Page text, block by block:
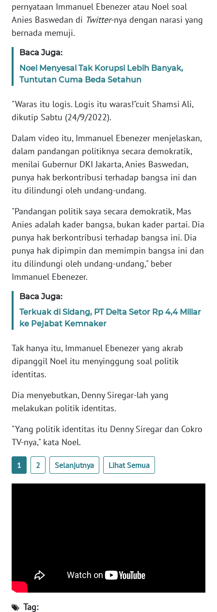
pernyataan Immanuel Ebenezer atau Noel soal
Anies Baswedan di Twitter-nya dengan narasi yang
bernada memuji.
Baca Juga:
Noel Menyesal Tak Korupsi Lebih Banyak,
Tuntutan Cuma Beda Setahun
"Waras itu logis. Logis itu waras!"cuit Shamsi Ali,
dikutip Sabtu (24/9/2022).
Dalam video itu, Immanuel Ebenezer menjelaskan,
dalam pandangan politiknya secara demokratik,
menilai Gubernur DKI Jakarta, Anies Baswedan,
punya hak berkontribusi terhadap bangsa ini dan
itu dilindungi oleh undang-undang.
"Pandangan politik saya secara demokratik, Mas
Anies adalah kader bangsa, bukan kader partai. Dia
punya hak berkontribusi terhadap bangsa ini. Dia
punya hak dipimpin dan memimpin bangsa ini dan
itu dilindungi oleh undang-undang," beber
Immanuel Ebenezer.
Baca Juga:
Terkuak di Sidang, PT Delta Setor Rp 4,4 Miliar
ke Pejabat Kemnaker
Tak hanya itu, Immanuel Ebenezer yang akrab
dipanggil Noel itu menyinggung soal politik
identitas.
Dia menyebutkan, Denny Siregar-lah yang
melakukan politik identitas.
"Yang politik identitas itu Denny Siregar dan Cokro
TV-nya," kata Noel.
1 2 Selanjutnya Lihat Semua
Tag:
KONTAK
KAMI
INFO
IKLAN
KAMI
MEDIA
SIBER
REDAKSI
DISCLAIMER
Wahana
News
Regional
WN
WN
JABAR
BANTEN
WN
NTT
WN
KEPRI
WN
RIAU